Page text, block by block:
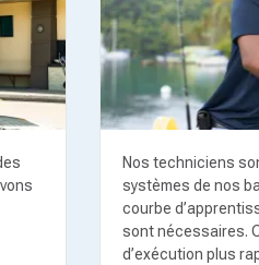
Nos techniciens
systèmes de nos
courbe
sont nécessaires.
d’exécution plus